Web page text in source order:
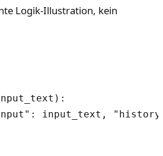
Logik-Illustration, kein
input_text,